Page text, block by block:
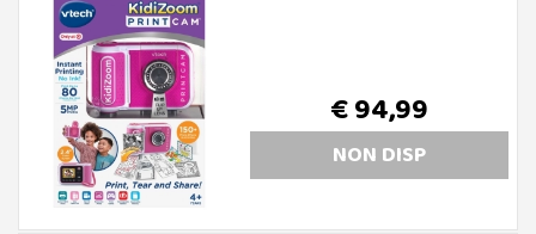
€ 94,99
NON DISP